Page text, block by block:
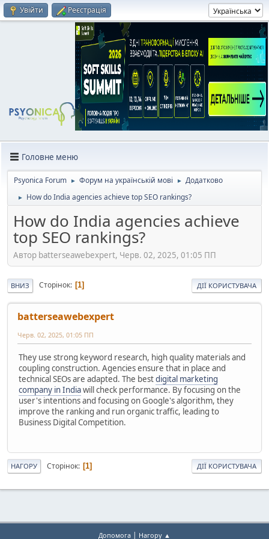
Увійти Реєстрація
Головне меню
Psyonica Forum ► Форум на українській мові ► Додатково
► How do India agencies achieve top SEO rankings?
How do India agencies achieve
top SEO rankings?
Автор batterseawebexpert, Черв. 02, 2025, 01:05 ПП
ВНИЗ Сторінок 1 ДІЇ КОРИСТУВАЧА
batterseawebexpert
Черв. 02, 2025, 01:05 ПП
They use strong keyword research, high quality materials and
coupling construction. Agencies ensure that in place and
technical SEOs are adapted. The bestdigital marketing
company in Indiawill check performance. By focusing on the
user's intentions and focusing on Google's algorithm, they
improve the ranking and run organic traffic, leading to
Business Digital Competition.
НАГОРУ Сторінок 1 ДІЇ КОРИСТУВАЧА
Допомога Нагору ▲